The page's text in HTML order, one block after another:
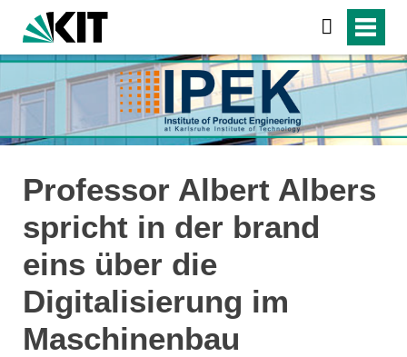
Professor Albert Albers
spricht in der brand
eins über die
Digitalisierung im
Maschinenbau